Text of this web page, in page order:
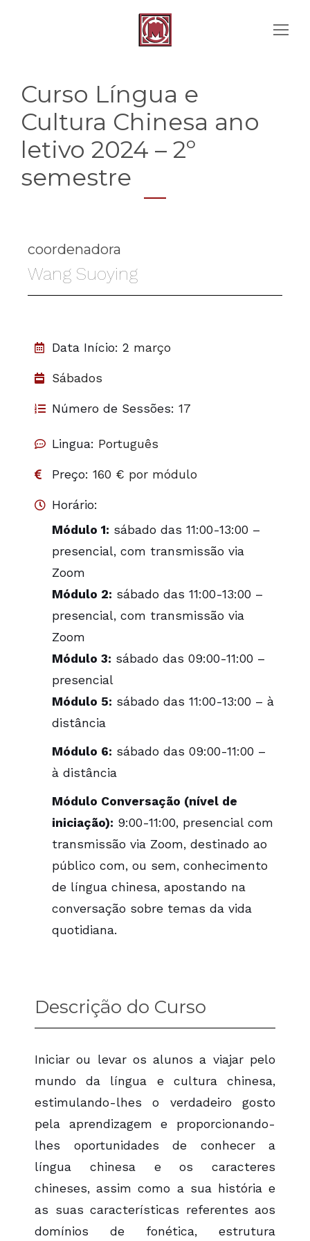
Curso Língua e
Cultura Chinesa ano
letivo 2024 – 2º
semestre
coordenadora
Wang Suoying
Data Início: 2 março
Sábados
Número de Sessões: 17
Lingua: Português
Preço: 160 € por módulo
Horário:
Módulo 1: sábado das 11:00-13:00 –
presencial, com transmissão via
Zoom
Módulo 2: sábado das 11:00-13:00 –
presencial, com transmissão via
Zoom
Módulo 3: sábado das 09:00-11:00 –
presencial
Módulo 5: sábado das 11:00-13:00 – à
distância
Módulo 6: sábado das 09:00-11:00 –
à distância
Módulo Conversação (nível de
iniciação): 9:00-11:00, presencial com
transmissão via Zoom, destinado ao
público com, ou sem, conhecimento
de língua chinesa, apostando na
conversação sobre temas da vida
quotidiana.
Descrição do Curso
Iniciar ou levar os alunos a viajar pelo
mundo da língua e cultura chinesa,
estimulando-lhes o verdadeiro gosto
pela aprendizagem e proporcionando-
lhes oportunidades de conhecer a
língua chinesa e os caracteres
chineses, assim como a sua história e
as suas características referentes aos
domínios de fonética, estrutura